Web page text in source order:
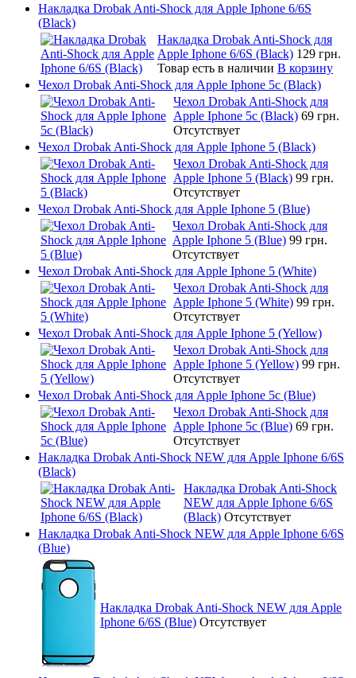
Накладка Drobak Anti-Shock для Apple Iphone 6/6S
(Black)
Накладка Drobak Anti-Shock для
Apple Iphone 6/6S (Black) 129 грн.
Товар есть в наличии В корзину
Чехол Drobak Anti-Shock для Apple Iphone 5c (Black)
Чехол Drobak Anti-Shock для
Apple Iphone 5c (Black) 69 грн.
Отсутствует
Чехол Drobak Anti-Shock для Apple Iphone 5 (Black)
Чехол Drobak Anti-Shock для
Apple Iphone 5 (Black) 99 грн.
Отсутствует
Чехол Drobak Anti-Shock для Apple Iphone 5 (Blue)
Чехол Drobak Anti-Shock для
Apple Iphone 5 (Blue) 99 грн.
Отсутствует
Чехол Drobak Anti-Shock для Apple Iphone 5 (White)
Чехол Drobak Anti-Shock для
Apple Iphone 5 (White) 99 грн.
Отсутствует
Чехол Drobak Anti-Shock для Apple Iphone 5 (Yellow)
Чехол Drobak Anti-Shock для
Apple Iphone 5 (Yellow) 99 грн.
Отсутствует
Чехол Drobak Anti-Shock для Apple Iphone 5c (Blue)
Чехол Drobak Anti-Shock для
Apple Iphone 5c (Blue) 69 грн.
Отсутствует
Накладка Drobak Anti-Shock NEW для Apple Iphone 6/6S
(Black)
Накладка Drobak Anti-Shock
NEW для Apple Iphone 6/6S
(Black) Отсутствует
Накладка Drobak Anti-Shock NEW для Apple Iphone 6/6S
(Blue)
Накладка Drobak Anti-Shock NEW для Apple
Iphone 6/6S (Blue) Отсутствует